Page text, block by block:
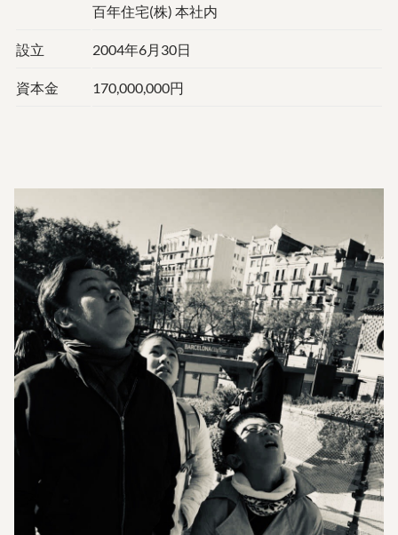
百年住宅(株) 本社内
設立 2004年6月30日
資本金 170,000,000円